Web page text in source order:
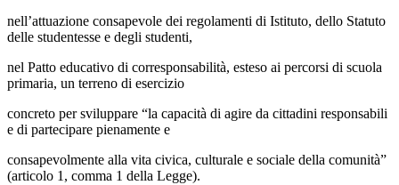
nell’attuazione consapevole dei regolamenti di Istituto, dello Statuto
delle studentesse e degli studenti,
nel Patto educativo di corresponsabilità, esteso ai percorsi di scuola
primaria, un terreno di esercizio
concreto per sviluppare “la capacità di agire da cittadini responsabili
e di partecipare pienamente e
consapevolmente alla vita civica, culturale e sociale della comunità”
(articolo 1, comma 1 della Legge).